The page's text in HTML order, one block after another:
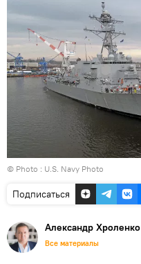
© Photo : U.S. Navy Photo
Подписаться
Александр Хроленко
Все материалы